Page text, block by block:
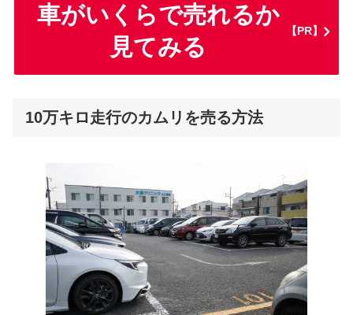
車がいくらで売れるか
見てみる
【PR】
10万キロ走行のカムリを売る方法